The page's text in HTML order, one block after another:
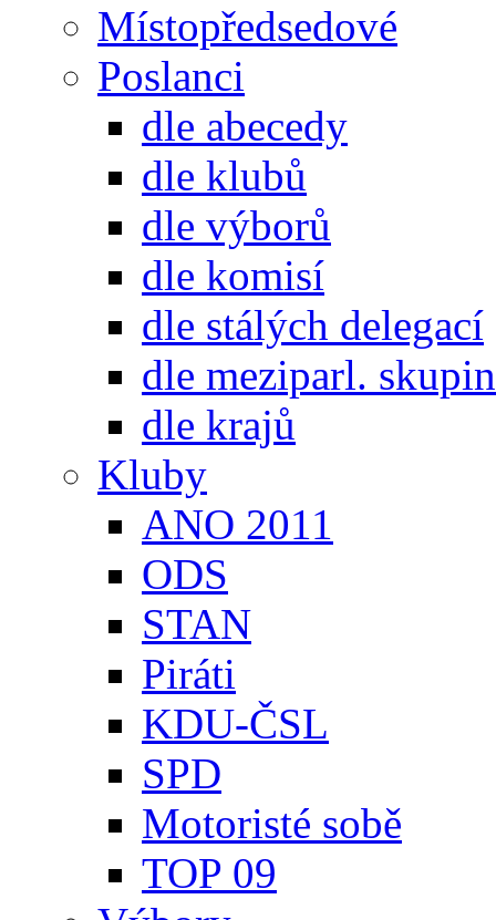
Místopředsedové
Poslanci
dle abecedy
dle klubů
dle výborů
dle komisí
dle stálých delegací
dle meziparl. skupin
dle krajů
Kluby
ANO 2011
ODS
STAN
Piráti
KDU-ČSL
SPD
Motoristé sobě
TOP 09